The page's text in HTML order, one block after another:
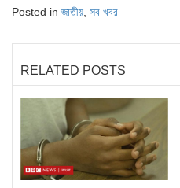
Posted in জাতীয় সব খবর
RELATED POSTS